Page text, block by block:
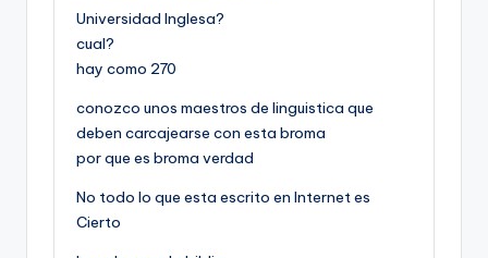
Universidad Inglesa?
cual?
hay como 270
conozco unos maestros de linguistica que
deben carcajearse con esta broma
por que es broma verdad
No todo lo que esta escrito en Internet es
Cierto